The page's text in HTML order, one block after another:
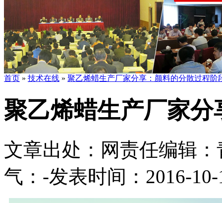
首页 » 技术在线 » 聚乙烯蜡生产厂家分享：颜料的分散过程阶
聚乙烯蜡生产厂家
文章出处： 网责任编辑
气： -发表时间：2016-